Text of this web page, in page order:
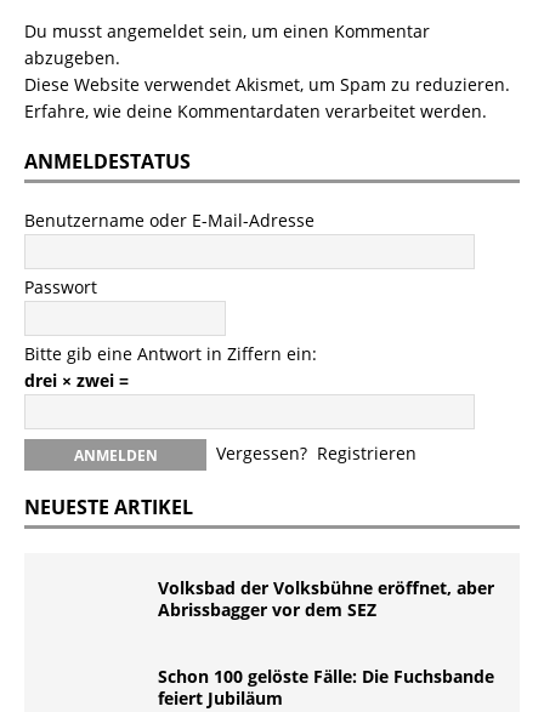
Du musst angemeldet sein, um einen Kommentar
abzugeben.
Diese Website verwendet Akismet, um Spam zu reduzieren.
Erfahre, wie deine Kommentardaten verarbeitet werden.
ANMELDESTATUS
Benutzername oder E-Mail-Adresse
Passwort
Bitte gib eine Antwort in Ziffern ein:
drei × zwei =
Vergessen? Registrieren
NEUESTE ARTIKEL
Volksbad der Volksbühne eröffnet, aber
Abrissbagger vor dem SEZ
Schon 100 gelöste Fälle: Die Fuchsbande
feiert Jubiläum